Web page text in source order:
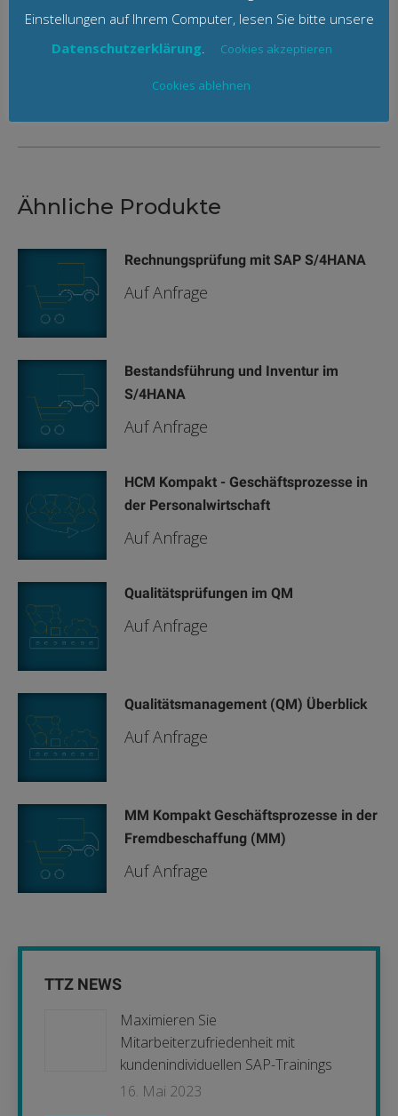
Datenschutzerklärung
Ähnliche Produkte
Rechnungsprüfung mit SAP S/4HANA
Auf Anfrage
Bestandsführung und Inventur im
S/4HANA
Auf Anfrage
HCM Kompakt - Geschäftsprozesse in
der Personalwirtschaft
Auf Anfrage
Qualitätsprüfungen im QM
Auf Anfrage
Qualitätsmanagement (QM) Überblick
Auf Anfrage
MM Kompakt Geschäftsprozesse in der
Fremdbeschaffung (MM)
Auf Anfrage
TTZ NEWS
Maximieren Sie
Mitarbeiterzufriedenheit mit
kundenindividuellen SAP-Trainings
16. Mai 2023
Einstellungen auf Ihrem Computer, lesen Sie bitte unsere
Datenschutzerklärung
Cookies akzeptieren
Cookies ablehnen